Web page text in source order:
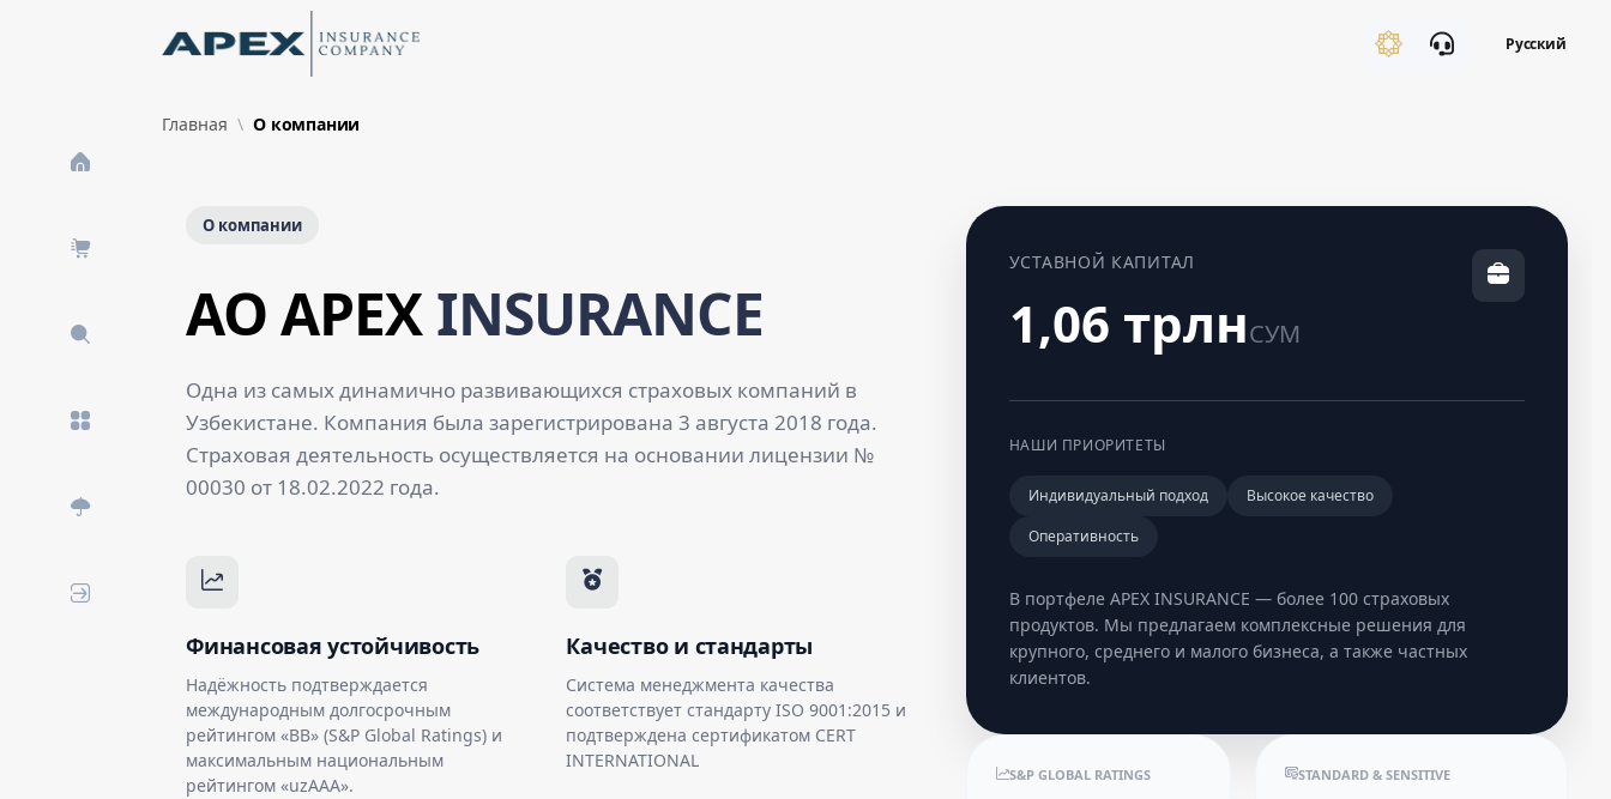
Русский
Главная О компании
О компании
AO APEXINSURANCE
Одна из самых динамично развивающихся страховых компаний в
Узбекистане. Компания была зарегистрирована 3 августа 2018 года.
Страховая деятельность осуществляется на основании лицензии №
00030 от 18.02.2022 года.
Финансовая устойчивость
Надёжность подтверждается
международным долгосрочным
рейтингом «BB» (S&P Global Ratings) и
максимальным национальным
рейтингом «uzAAA».
Качество и стандарты
Система менеджмента качества
соответствует стандарту ISO 9001:2015 и
подтверждена сертификатом CERT
INTERNATIONAL
УСТАВНОЙ КАПИТАЛ
1,06 трлнСУМ
НАШИ ПРИОРИТЕТЫ
Индивидуальный подход
Высокое качество
Оперативность
В портфеле APEX INSURANCE — более 100 страховых
продуктов. Мы предлагаем комплексные решения для
крупного, среднего и малого бизнеса, а также частных
клиентов.
S&P GLOBAL RATINGS STANDARD & SENSITIVE